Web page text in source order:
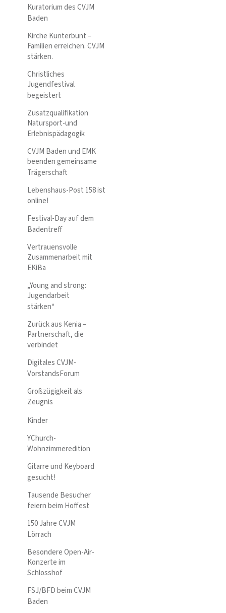
Kuratorium des CVJM
Baden
Kirche Kunterbunt –
Familien erreichen. CVJM
stärken.
Christliches
Jugendfestival
begeistert
Zusatzqualifikation
Natursport-und
Erlebnispädagogik
CVJM Baden und EMK
beenden gemeinsame
Trägerschaft
Lebenshaus-Post 158 ist
online!
Festival-Day auf dem
Badentreff
Vertrauensvolle
Zusammenarbeit mit
EKiBa
„Young and strong:
Jugendarbeit
stärken“
Zurück aus Kenia –
Partnerschaft, die
verbindet
Digitales CVJM-
VorstandsForum
Großzügigkeit als
Zeugnis
Kinder
YChurch-
Wohnzimmeredition
Gitarre und Keyboard
gesucht!
Tausende Besucher
feiern beim Hoffest
150 Jahre CVJM
Lörrach
Besondere Open-Air-
Konzerte im
Schlosshof
FSJ/BFD beim CVJM
Baden